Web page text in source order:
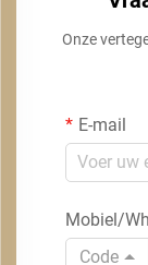
Onze
E-mail
Mobiel/
Code